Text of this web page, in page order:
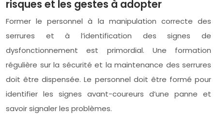
risques et les gestes à adopter
Former le personnel à la manipulation correcte des
serrures et à l’identification des signes de
dysfonctionnement est primordial. Une formation
régulière sur la sécurité et la maintenance des serrures
doit être dispensée. Le personnel doit être formé pour
identifier les signes avant-coureurs d’une panne et
savoir signaler les problèmes.